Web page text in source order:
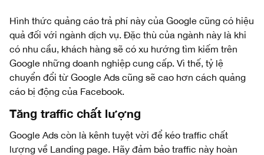
Hình thức quảng cáo trả phí này của Google cũng có hiệu
quả đối với ngành dịch vụ. Đặc thù của ngành này là khi
có nhu cầu, khách hàng sẽ có xu hướng tìm kiếm trên
Google những doanh nghiệp cung cấp. Vì thế, tỷ lệ
chuyển đổi từ Google Ads cũng sẽ cao hơn cách quảng
cáo bị động của Facebook.
Tăng traffic chất lượng
Google Ads còn là kênh tuyệt vời để kéo traffic chất
lượng về Landing page. Hãy đảm bảo traffic này hoàn